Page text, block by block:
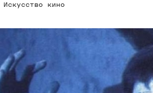
Искусство кино